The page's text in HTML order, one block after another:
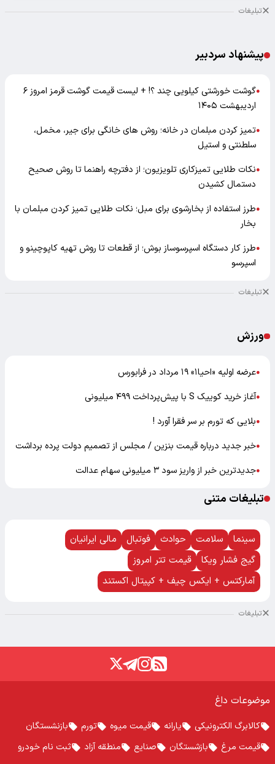
تبلیغات
پیشنهاد سردبیر
●
گوشت خورشتی کیلویی چند ؟! + لیست قیمت گوشت قرمز امروز ۶
اردیبهشت ۱۴۰۵
●تمیز کردن مبلمان در خانه؛ روش های خانگی برای جیر، مخمل،
سلطنتی و استیل
●نکات طلایی تمیزکاری تلویزیون؛ از دفترچه راهنما تا روش صحیح
دستمال کشیدن
●طرز استفاده از بخارشوی برای مبل؛ نکات طلایی تمیز کردن مبلمان با
بخار
●طرز کار دستگاه اسپرسوساز بوش؛ از قطعات تا روش تهیه کاپوچینو و
اسپرسو
تبلیغات
ورزش
●عرضه اولیه «احیا۱» ۱۹ مرداد در فرابورس
●آغاز خرید کوییک S با پیش‌پرداخت ۴۹۹ میلیونی
●بلایی که تورم بر سر فقرا آورد !
●خبر جدید درباره قیمت بنزین / مجلس از تصمیم دولت پرده برداشت
●جدیدترین خبر از واریز سود ۳ میلیونی سهام عدالت
تبلیغات متنی
سینما سلامت حوادث فوتبال
مالی ایرانیان
گیج فشار ویکا
قیمت تتر امروز
آمارکتس + ایکس چیف + کپیتال اکستند
تبلیغات
موضوعات داغ
کالابرگ الکترونیکی یارانه قیمت میوه تورم
بازنشستگان
قیمت مرغ
بازشستگان صنایع منطقه آزاد ثبت نام خودرو